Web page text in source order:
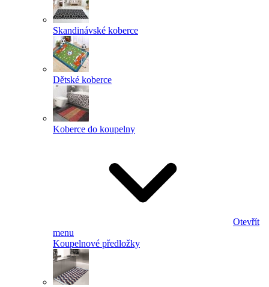
Skandinávské koberce
Dětské koberce
Koberce do koupelny
Otevřít
menu
Koupelnové předložky